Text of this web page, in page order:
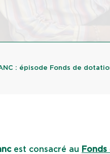
: épisode Fonds de
est consacré au